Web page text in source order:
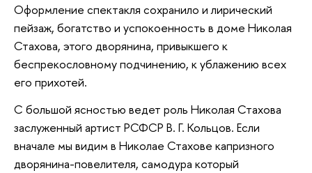
Оформление спектакля сохранило и лирический
пейзаж, богатство и успокоенность в доме Николая
Стахова, этого дворянина, привыкшего к
беспрекословному подчинению, к ублажению всех
его прихотей.
С большой ясностью ведет роль Николая Стахова
заслуженный артист РСФСР В. Г. Кольцов. Если
вначале мы видим в Николае Стахове капризного
дворянина-повелителя, самодура который